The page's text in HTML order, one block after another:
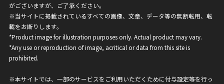
がございますが、ご了承ください。
※当サイトに掲載されているすべての画像、文章、データ等の無断転用、転
載をお断りします。
*Product image for illustration purposes only. Actual product may vary.
*Any use or reproduction of image, acritical or data from this site is
prohibited.
※本サイトでは、一部のサービスをご利用いただくために付与設定等を行っ